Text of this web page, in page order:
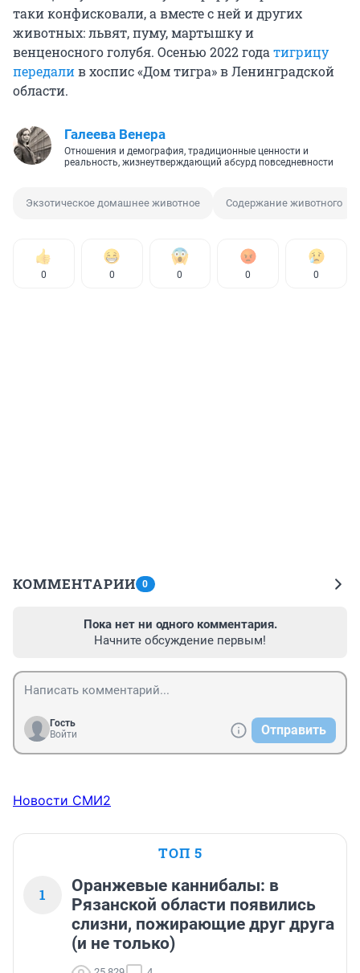
таки конфисковали, а вместе с ней и других
животных: львят, пуму, мартышку и
венценосного голубя. Осенью 2022 года тигрицу
передалив хоспис «Дом тигра» в Ленинградской
области.
Галеева Венера
Отношения и демография, традиционные ценности и
реальность, жизнеутверждающий абсурд повседневности
Экзотическое домашнее животное Содержание животного
0 0 0 0 0
КОММЕНТАРИИ 0
Пока нет ни одного комментария.
Начните обсуждение первым!
Гость
Войти
Отправить
Новости СМИ2
ТОП 5
1
Оранжевые каннибалы: в
Рязанской области появились
слизни, пожирающие друг друга
(и не только)